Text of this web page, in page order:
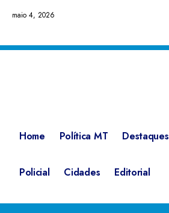
maio 4, 2026
Home Política MT Destaques
Policial Cidades Editorial